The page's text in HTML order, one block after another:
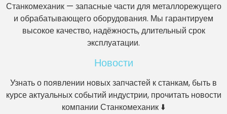
Станкомеханик — запасные части для металлорежущего
и обрабатывающего оборудования. Мы гарантируем
высокое качество, надёжность, длительный срок
эксплуатации.
Новости
Узнать о появлении новых запчастей к станкам, быть в
курсе актуальных событий индустрии, прочитать новости
компании Станкомеханик ⬇️